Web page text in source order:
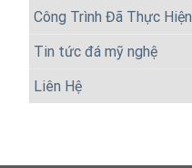
Công Trình Đã Thực Hiện
Tin tức đá mỹ nghệ
Liên Hệ